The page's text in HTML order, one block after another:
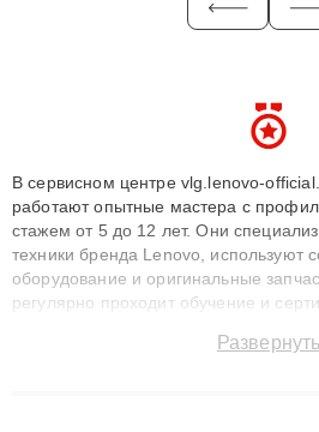
В сервисном центре vlg.lenovo-
работают опытные мастера с
стажем от 5 до 12 лет. Они
техники бренда Lenovo, используют
оборудование и оригинальные
регулярно проходит обучение и
технику с сохранением гарантии до
Развернуть